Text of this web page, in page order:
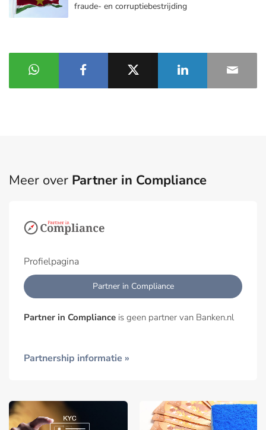
fraude- en corruptiebestrijding
Meer over Partner in Compliance
Profielpagina
Partner in Compliance
Partner in Compliance is geen partner van Banken.nl
Partnership informatie »